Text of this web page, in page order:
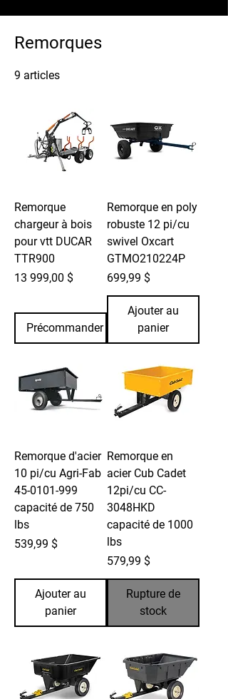
Remorques
9 articles
Remorque
chargeur à bois
pour vtt DUCAR
TTR900
Prix
13 999,00 $
Précommander
Remorque en poly
robuste 12 pi/cu
swivel Oxcart
GTMO210224P
Prix
699,99 $
Ajouter au
panier
Remorque d'acier
10 pi/cu Agri-Fab
45-0101-999
capacité de 750
lbs
Prix
539,99 $
Ajouter au
panier
Remorque en
acier Cub Cadet
12pi/cu CC-
3048HKD
capacité de 1000
lbs
Prix
579,99 $
Rupture de
stock